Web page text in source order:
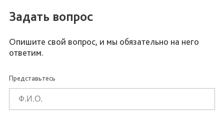
Задать вопрос
Опишите свой вопрос, и мы обязательно на него
ответим.
Представьтесь